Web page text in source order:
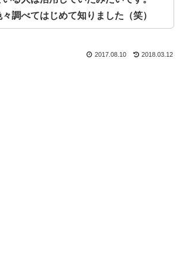
調べてはじめて知りました（笑）
2018.03.12
2017.08.10